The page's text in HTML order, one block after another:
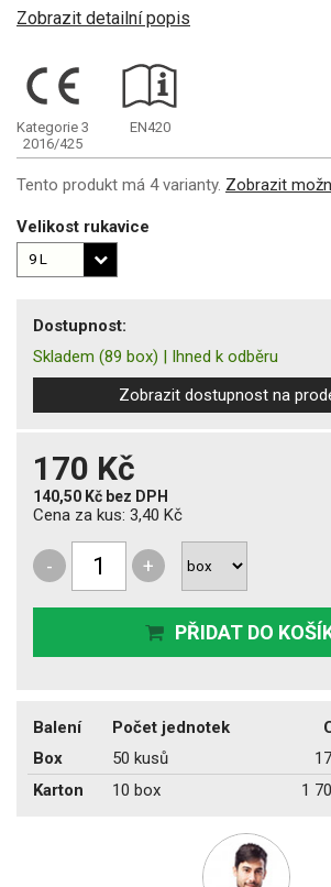
Zobrazit detailní popis
Kategorie 3
2016/425
EN420
Tento produkt má 4 varianty. Zobrazit
Velikost rukavice
Dostupnost:
Skladem (89 box) | Ihned k odběru
Zobrazit dostupnost na
170 Kč
140,50 Kč bez DPH
Cena za kus: 3,40 Kč
- +
PŘIDAT DO
Balení Počet jednotek
Box
50 kusů
Karton
10 box 1